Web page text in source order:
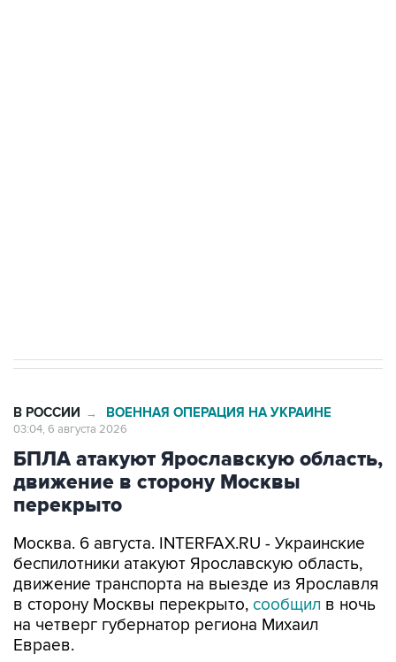
В РОССИИ → ВОЕННАЯ ОПЕРАЦИЯ НА УКРАИНЕ
03:04, 6 августа 2026
БПЛА атакуют Ярославскую область,
движение в сторону Москвы
перекрыто
Москва. 6 августа. INTERFAX.RU - Украинские
беспилотники атакуют Ярославскую область,
движение транспорта на выезде из Ярославля
в сторону Москвы перекрыто, сообщил в ночь
на четверг губернатор региона Михаил
Евраев.